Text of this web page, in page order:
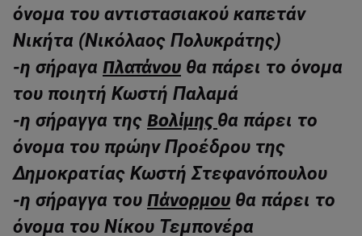
όνομα του αντιστασιακού καπετάν
Νικήτα (Νικόλαος Πολυκράτης)
-η σήραγα Πλατάνου θα πάρει το όνομα
του ποιητή Κωστή Παλαμά
-η σήραγγα της Βολίμης θα πάρει το
όνομα του πρώην Προέδρου της
Δημοκρατίας Κωστή Στεφανόπουλου
-η σήραγγα του Πάνορμου θα πάρει το
όνομα του Νίκου Τεμπονέρα